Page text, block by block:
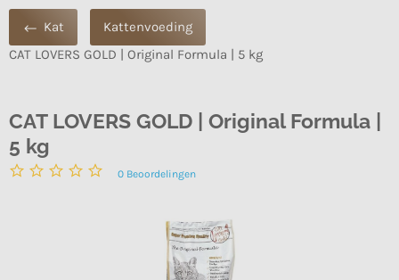
Kat
Kattenvoeding
CAT LOVERS GOLD | Original Formula | 5 kg
CAT LOVERS GOLD | Original Formula |
5 kg
0 Beoordelingen